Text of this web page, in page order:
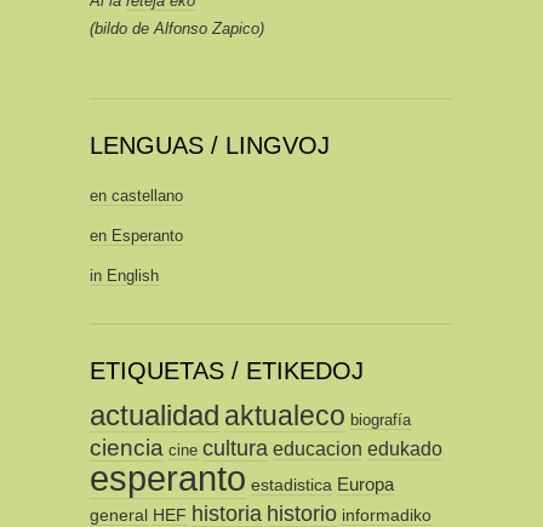
(bildo de Alfonso Zapico)
LENGUAS / LINGVOJ
en castellano
en Esperanto
in English
ETIQUETAS / ETIKEDOJ
actualidad aktualeco biografía
ciencia cine cultura educacion edukado
esperanto estadistica Europa
general HEF historia historio informadiko